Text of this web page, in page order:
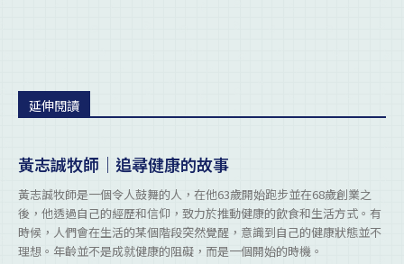
延伸閱讀
黃志誠牧師｜追尋健康的故事
黃志誠牧師是一個令人鼓舞的人，在他63歲開始跑步並在68歲創業之
後，他透過自己的經歷和信仰，致力於推動健康的飲食和生活方式。有
時候，人們會在生活的某個階段突然覺醒，意識到自己的健康狀態並不
理想。年齡並不是成就健康的阻礙，而是一個開始的時機。